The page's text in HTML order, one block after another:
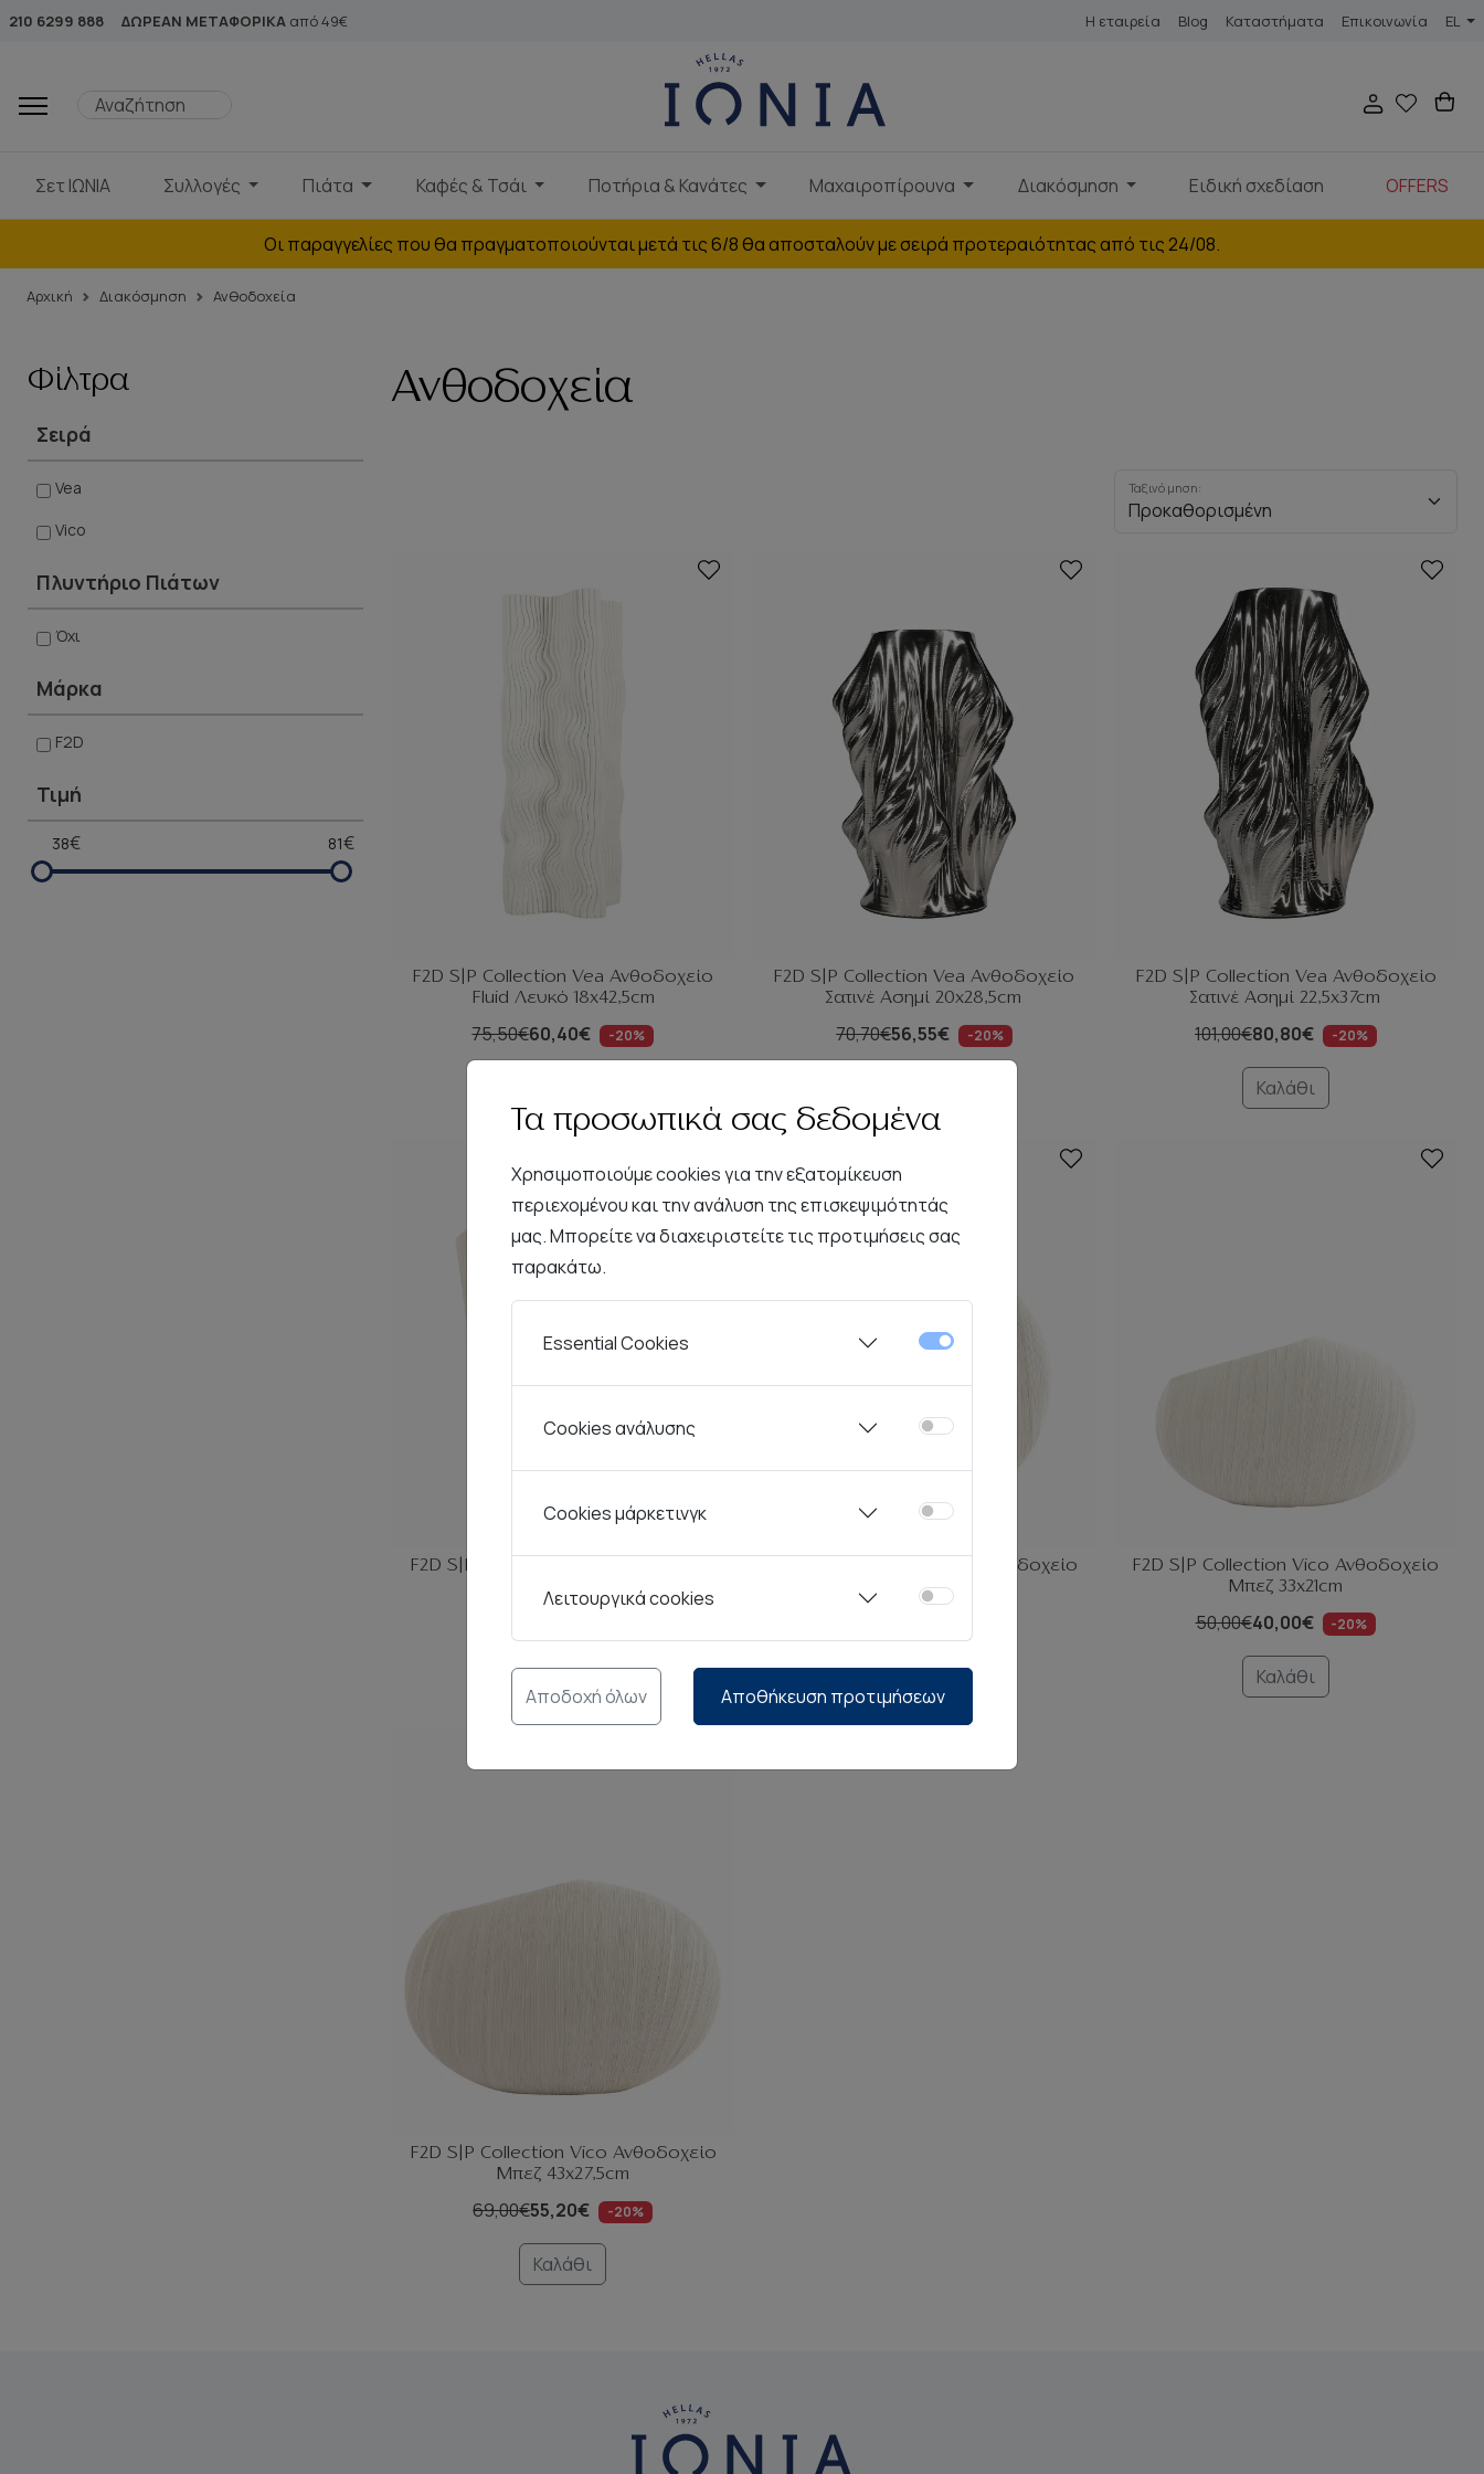
210 6299 888 ΔΩΡΕΑΝ ΜΕΤΑΦΟΡΙΚΑ από 49€ Η εταιρεία Blog Καταστήματα Επικοινωνία EL
Σετ ΙΩΝΙΑ Συλλογές Πιάτα Καφές & Τσάι Ποτήρια & Κανάτες Μαχαιροπίρουνα Διακόσμηση Ειδική σχεδίαση OFFERS
Οι παραγγελίες που θα πραγματοποιούνται μετά τις 6/8 θα αποσταλούν με σειρά προτεραιότητας από τις 24/08.
Αρχική Διακόσμηση Ανθοδοχεία
Φίλτρα
Σειρά
Vea
Vico
Πλυντήριο Πιάτων
Όχι
Μάρκα
F2D
Τιμή
€ €
Ανθοδοχεία
Ταξινόμηση:
F2D S|P Collection Vea Ανθοδοχείο
Fluid Λευκό 18x42,5cm
75,50€60,40€ -20%
F2D S|P Collection Vea Ανθοδοχείο
Σατινέ Ασημί 20x28,5cm
70,70€56,55€ -20%
F2D S|P Collection Vea Ανθοδοχείο
Σατινέ Ασημί 22,5x37cm
101,00€80,80€ -20%
Καλάθι
F2D S|P Collection Vico Ανθοδοχείο
Καλάθι
F2D S|P Collection Vico Ανθοδοχείο
Μπεζ 30x29cm
Καλάθι
F2D S|P Collection Vico Ανθοδοχείο
Μπεζ 33x21cm
50,00€40,00€ -20%
Καλάθι
F2D S|P Collection Vico Ανθοδοχείο
Μπεζ 43x27,5cm
69,00€55,20€ -20%
Καλάθι
Τα προσωπικά σας δεδομένα
Χρησιμοποιούμε cookies για την εξατομίκευση
περιεχομένου και την ανάλυση της επισκεψιμότητάς
μας. Μπορείτε να διαχειριστείτε τις προτιμήσεις σας
παρακάτω.
Essential Cookies
Cookies ανάλυσης
Cookies μάρκετινγκ
Λειτουργικά cookies
Αποδοχή όλων Αποθήκευση προτιμήσεων